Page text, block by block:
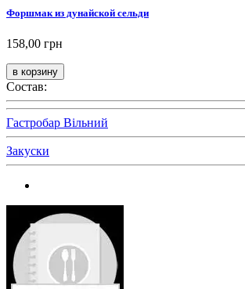
Форшмак из дунайской сельди
158,00 грн
Состав:
Гастробар Вільний
Закуски